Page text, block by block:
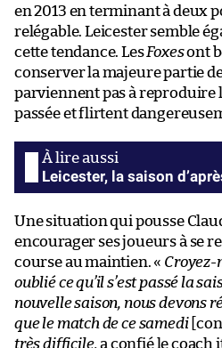
en 2013 en terminant à deux
relégable. Leicester semble
cette tendance. LesFoxesont
conserver la majeure partie
parviennent pas à reproduire
passée et flirtent
Leicester, la saison
Une situation qui pousse
encourager ses joueurs à se
course au maintien. « Croyez-
oublié ce qu’il s’est passé la
nouvelle saison, nous devons
que le match de ce samedi
très difficile, a confié le